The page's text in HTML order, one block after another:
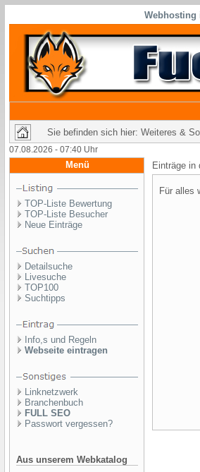
Webhosting
Sie befinden sich hier: Weiteres &
07.08.2026 - 07:40 Uhr
Menü
TOP-Liste Bewertung
TOP-Liste Besucher
Neue Einträge
Detailsuche
Livesuche
TOP100
Suchtipps
Info,s und Regeln
Webseite eintragen
Linknetzwerk
Branchenbuch
FULL SEO
Passwort vergessen?
Aus unserem Webkatalog
Einträge in
Für alles